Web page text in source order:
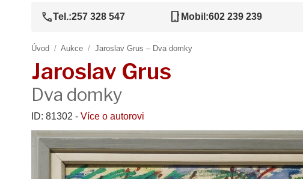
callTel.:257 328 547 phone_iphone Mobil:602 239 239
Úvod / Aukce / Jaroslav Grus – Dva domky
Jaroslav Grus
Dva domky
ID: 81302 - Více o autorovi